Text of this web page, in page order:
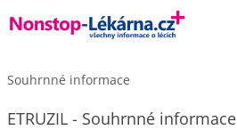
Souhrnné informace
ETRUZIL - Souhrnné informace